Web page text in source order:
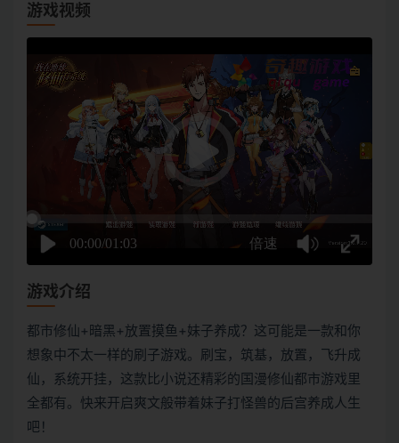
游戏视频
游戏介绍
都市修仙+暗黑+放置摸鱼+妹子养成？这可能是一款和你
想象中不太一样的刷子游戏。刷宝，筑基，放置，飞升成
仙，系统开挂，这款比小说还精彩的国漫修仙都市游戏里
全都有。快来开启爽文般带着妹子打怪兽的后宫养成人生
吧！